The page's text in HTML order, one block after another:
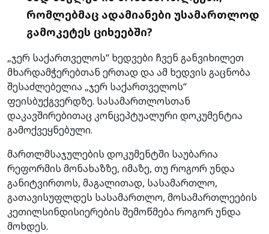
რომლებმაც ადამიანები უსამართლოდ
გამოკეტეს ციხეებში?
„ჯერ საქართველოს“ ხედვები ჩვენ განვიხილეთ
მხარდამჭერებთან ერთად და ამ ხედვის გაცნობა
შესაძლებელია „ჯერ საქართველოს“
ფეისბუქგვერდზე. სასამართლოსთან
დაკავშირებითაც კონცეპტუალური დოკუმენტია
გამოქვეყნებული.
მართლმსაჯულების დოკუმენტში საუბარია
რეფორმის მონახაზზე, იმაზე, თუ როგორ უნდა
განიტვირთოს, მაგალითად, სასამართლო,
გათავისუფლდეს სასამართლო, მოსამართლეების
კეთილსინდისიერების შემოწმება როგორ უნდა
მოხდეს.